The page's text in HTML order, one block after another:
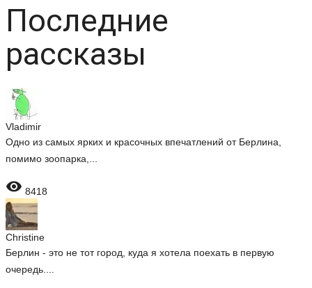
Последние
рассказы
Vladimir
Одно из самых ярких и красочных впечатлений от Берлина,
помимо зоопарка,...
 8418
Christine
Берлин - это не тот город, куда я хотела поехать в первую
очередь....